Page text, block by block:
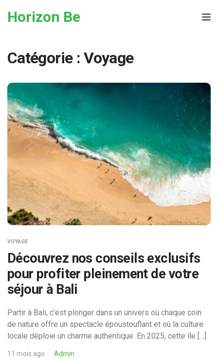
Horizon Be
Catégorie :Voyage
VOYAGE
Découvrez nos conseils exclusifs
pour profiter pleinement de votre
séjour à Bali
Partir à Bali, c’est plonger dans un univers où chaque coin
de nature offre un spectacle époustouflant et où la culture
locale déploie un charme authentique. En 2025, cette île […]
11 mois ago Admin